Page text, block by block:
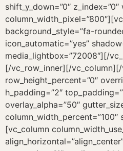
shift_y_down=”0″ z_index=”0″
background_style=”fa-
icon_automatic=”yes”
media_lightbox=”72008″][/
[/vc_row_inner][/
row_height_percent=”0″
h_padding=”2″
overlay_alpha=”50″
column_width_percent=”100″
[vc_column